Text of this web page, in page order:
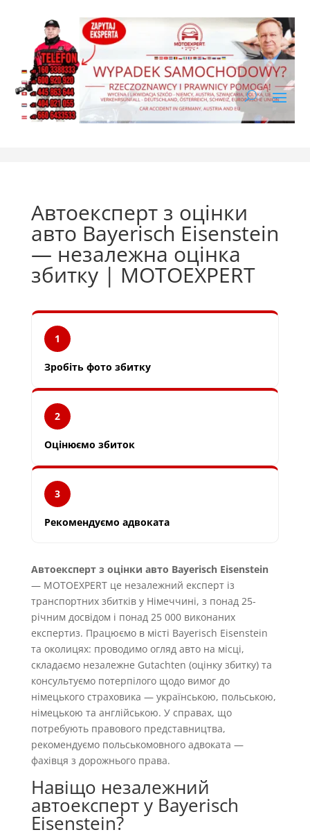
Автоексперт з оцінки
авто Bayerisch Eisenstein
— незалежна оцінка
збитку | MOTOEXPERT
1
Зробіть фото збитку
2
Оцінюємо збиток
3
Рекомендуємо адвоката
Автоексперт з оцінки авто Bayerisch Eisenstein
— MOTOEXPERT це незалежний експерт із
транспортних збитків у Німеччині, з понад 25-
річним досвідом і понад 25 000 виконаних
експертиз. Працюємо в місті Bayerisch Eisenstein
та околицях: проводимо огляд авто на місці,
складаємо незалежне Gutachten (оцінку збитку) та
консультуємо потерпілого щодо вимог до
німецького страховика — українською, польською,
німецькою та англійською. У справах, що
потребують правового представництва,
рекомендуємо польськомовного адвоката —
фахівця з дорожнього права.
Навіщо незалежний
автоексперт у Bayerisch
Eisenstein?